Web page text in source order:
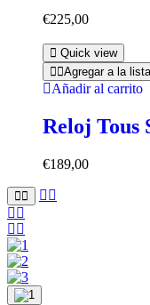
€225,00
Quick view
Agregar a la
Añadir al carrito
Reloj Tous
€189,00